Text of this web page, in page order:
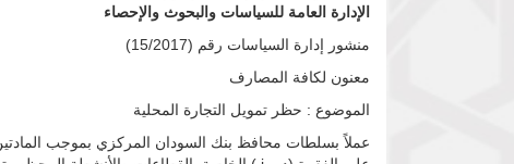
الإدارة العامة للسياسات والبحوث والإحصاء
منشور إدارة السياسات رقم (15/2017)
معنون لكافة المصارف
الموضوع : حظر تمويل التجارة المحلية